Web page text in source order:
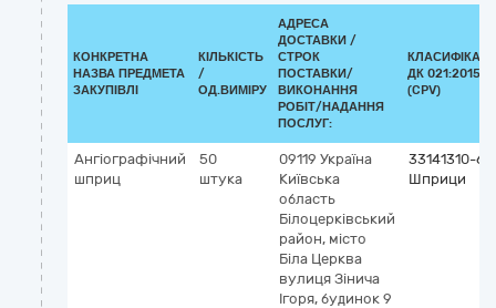
КОНКРЕТНА
НАЗВА ПРЕДМЕТА
ЗАКУПІВЛІ
КІЛЬКІСТЬ
/
ОД.ВИМІРУ
АДРЕСА
ДОСТАВКИ /
СТРОК
ПОСТАВКИ/
ВИКОНАННЯ
РОБІТ/НАДАННЯ
ПОСЛУГ:
ДК 021:2015
(CPV)
Ангіографічний
шприц
50
штука
09119 Україна
Київська
область
Білоцерківський
район, місто
Біла Церква
вулиця Зінича
Ігоря, будинок 9
33141310-6
Шприци